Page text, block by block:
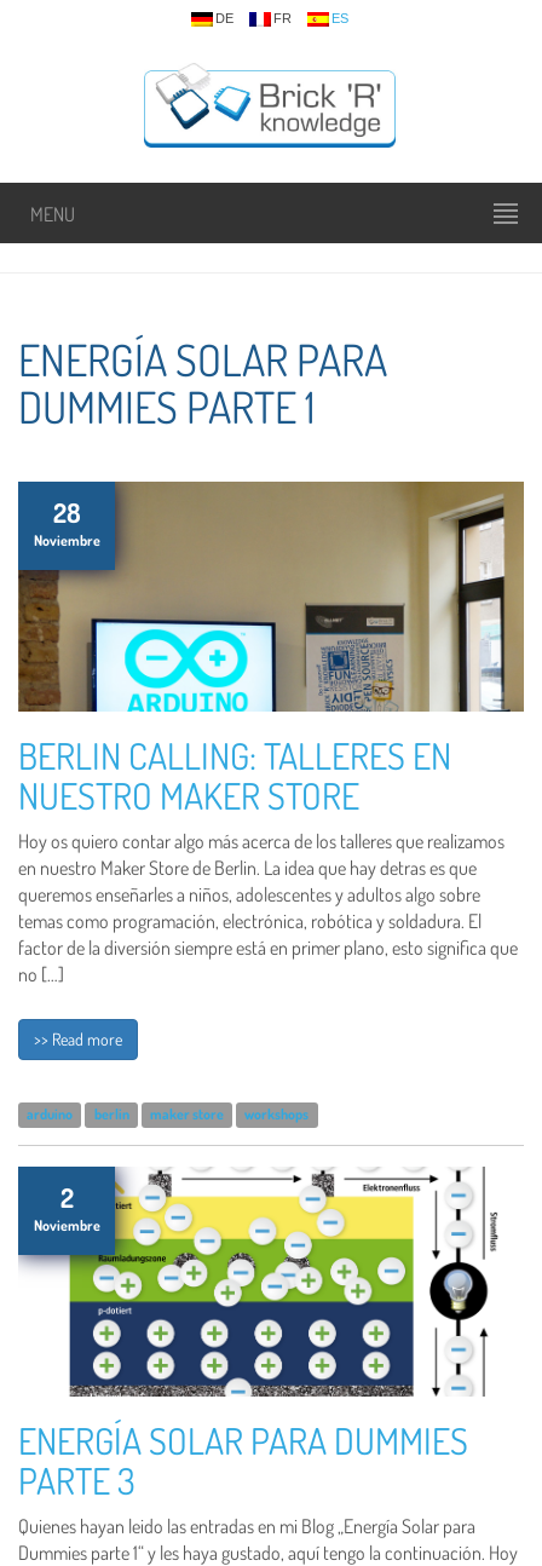
DE FR ES
MENU
ENERGÍA SOLAR PARA
DUMMIES PARTE 1
28
Noviembre
BERLIN CALLING: TALLERES EN
NUESTRO MAKER STORE
Hoy os quiero contar algo más acerca de los talleres que realizamos
en nuestro Maker Store de Berlin. La idea que hay detras es que
queremos enseñarles a niños, adolescentes y adultos algo sobre
temas como programación, electrónica, robótica y soldadura. El
factor de la diversión siempre está en primer plano, esto significa que
no […]
>> Read more
arduino berlin maker store workshops
2
Noviembre
ENERGÍA SOLAR PARA DUMMIES
PARTE 3
Quienes hayan leido las entradas en mi Blog „Energía Solar para
Dummies parte 1“ y les haya gustado, aquí tengo la continuación. Hoy